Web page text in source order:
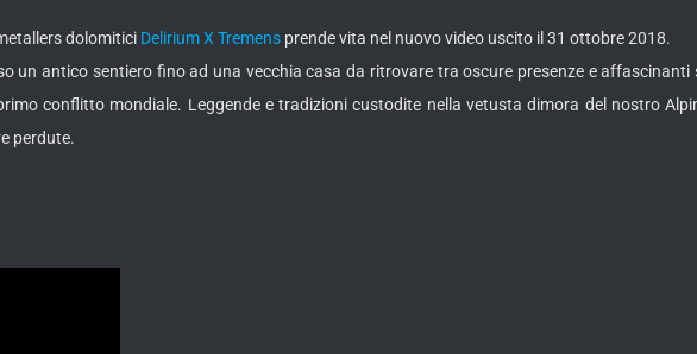
dolomitici Delirium X Tremens prende vita nel nuovo video uscito il 31 ottobre 2018.
un antico sentiero fino ad una vecchia casa da ritrovare tra oscure presenze e affascinanti
conflitto mondiale. Leggende e tradizioni custodite nella vetusta dimora del nostro
perdute.